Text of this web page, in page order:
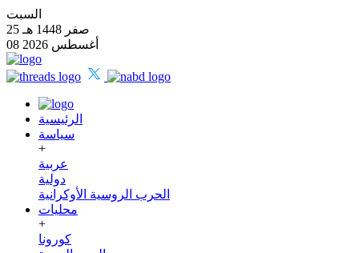
السبت
25 صفر 1448 هـ
08 أغسطس 2026
الرئيسية
سياسة
+
عربية
دولية
الحرب الروسية الأوكرانية
محليات
+
كورونا